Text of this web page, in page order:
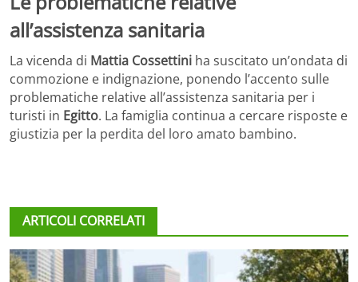
all’assistenza sanitaria
La vicenda di Mattia Cossettini ha suscitato un’ondata di
commozione e indignazione, ponendo l’accento sulle
problematiche relative all’assistenza sanitaria per i
turisti in Egitto. La famiglia continua a cercare risposte e
giustizia per la perdita del loro amato bambino.
ARTICOLI CORRELATI